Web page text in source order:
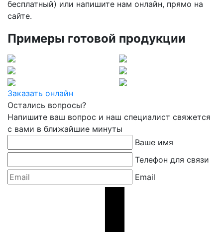
бесплатный) или напишите нам онлайн, прямо на
сайте.
Примеры готовой продукции
Заказать онлайн
Остались вопросы?
Напишите ваш вопрос и наш специалист свяжется
с вами в ближайшие минуты
Ваше имя
Телефон для связи
Email